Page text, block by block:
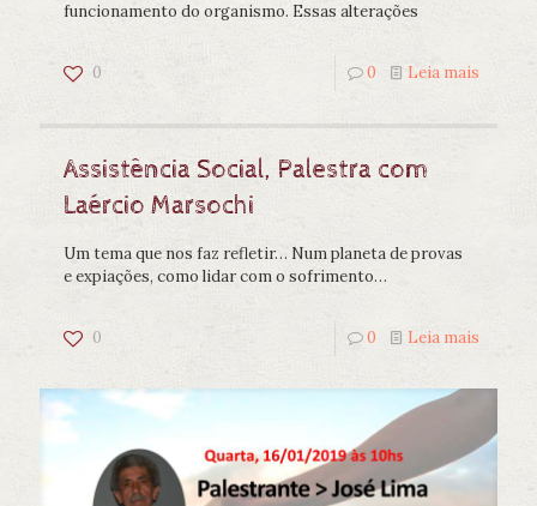
funcionamento do organismo. Essas alterações
0 0 Leia mais
Assistência Social, Palestra com
Laércio Marsochi
Um tema que nos faz refletir… Num planeta de provas
e expiações, como lidar com o sofrimento…
0 0 Leia mais